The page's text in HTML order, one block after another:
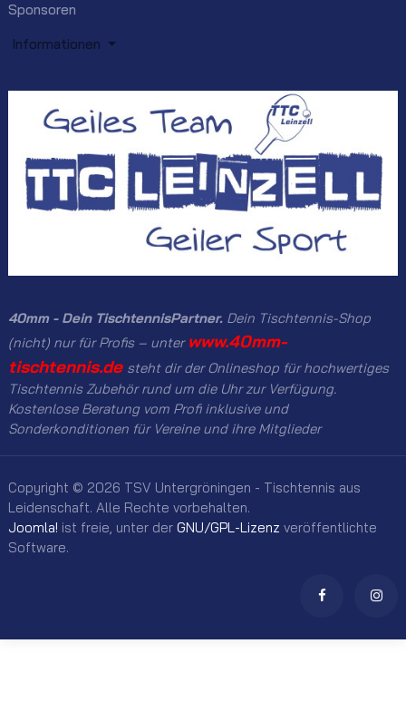
Sponsoren
Informationen
40mm - Dein TischtennisPartner. Dein Tischtennis-Shop
(nicht) nur für Profis – unter www.40mm-
tischtennis.de steht dir der Onlineshop für hochwertiges
Tischtennis Zubehör rund um die Uhr zur Verfügung.
Kostenlose Beratung vom Profi inklusive und
Sonderkonditionen für Vereine und ihre Mitglieder
Copyright © 2026 TSV Untergröningen - Tischtennis aus
Leidenschaft. Alle Rechte vorbehalten.
Joomla! ist freie, unter der GNU/GPL-Lizenz veröffentlichte
Software.